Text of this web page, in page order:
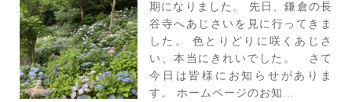
期になりました。 先日、鎌倉の長
谷寺へあじさいを見に行ってきま
した。 色とりどりに咲くあじさ
い、本当にきれいでした。 さて
今日は皆様にお知らせがありま
す。 ホームページのお知…